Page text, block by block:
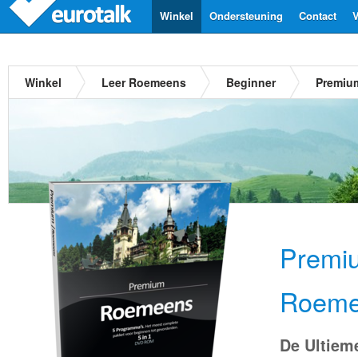
Contact
Ondersteuning
Winkel
Winkel Leer Roemeens Beginner
De